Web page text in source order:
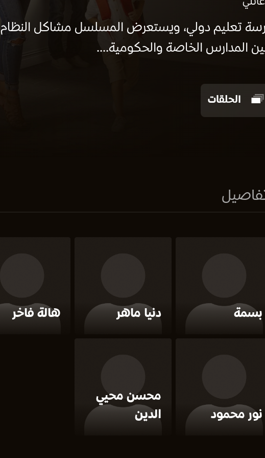
تعليم دولي، ويستعرض المسلسل مشاكل النظام
بين المدارس الخاصة والحكومية....
الحلقات
بسمة دنيا ماهر هالة فاخر
نور محمود
محسن محيي
الدين